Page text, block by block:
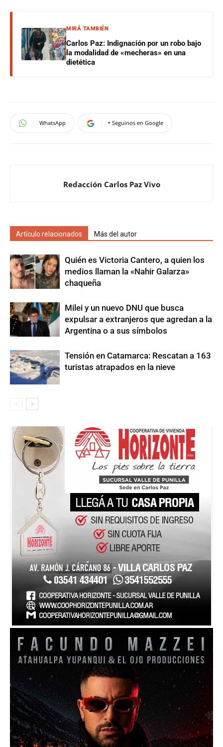
MIRÁ TAMBIÉN
Carlos Paz: Indignación por un robo bajo
la modalidad de «mecheras» en una
dietética
WhatsApp + Seguinos en Google
Redacción Carlos Paz Vivo
Artículo relacionados Más del autor
Quién es Victoria Cantero, a quien los
medios llaman la «Nahir Galarza»
chaqueña
Milei y un nuevo DNU que busca
expulsar a extranjeros que agredan a la
Argentina o a sus símbolos
Tensión en Catamarca: Rescatan a 163
turistas atrapados en la nieve